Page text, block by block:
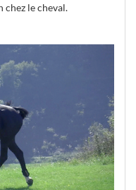
le cheval.